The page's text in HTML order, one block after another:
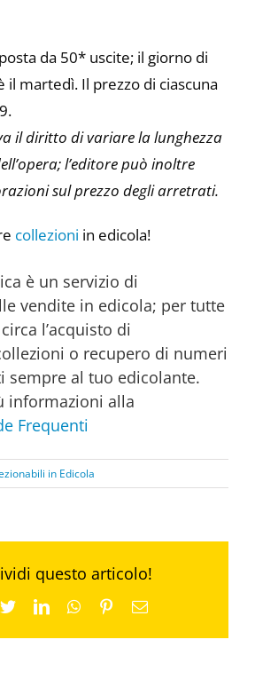
da 50* uscite; il giorno di
il martedì. Il prezzo di ciascuna
il diritto di variare la lunghezza
l’editore può inoltre
sul prezzo degli arretrati.
collezioni in edicola!
è un servizio di
vendite in edicola; per tutte
l’acquisto di
o recupero di numeri
sempre al tuo edicolante.
informazioni alla
Frequenti
in Edicola
questo articolo!
TwitterLinkedInWhatsApp
PinterestEmail